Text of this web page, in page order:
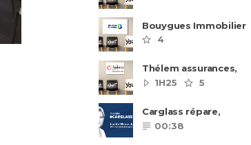
Bouygues Immobilier
recrute autour de 8
pôles métiers
4
Thélem assurances,
une politique RH
ambitieuse
1H25 5
Carglass répare,
Carglass remplace et
Carglass embauche
00:38